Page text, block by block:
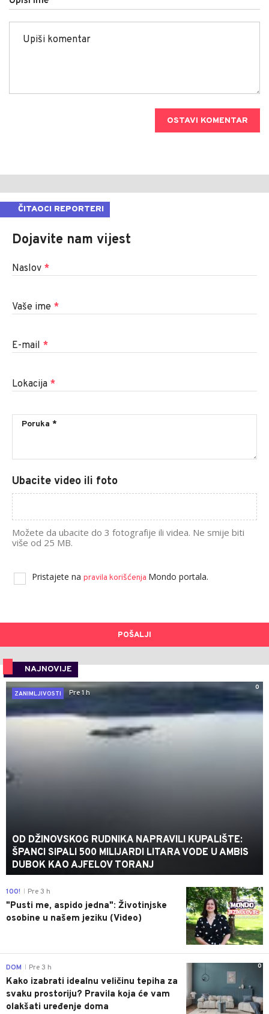
OSTAVI KOMENTAR
ČITAOCI REPORTERI
Dojavite nam vijest
Naslov *
Vaše ime *
E-mail *
Lokacija *
Ubacite video ili foto
Možete da ubacite do 3 fotografije ili videa. Ne smije biti
više od 25 MB.
Pristajete na pravila korišćenja Mondo portala.
POŠALJI
NAJNOVIJE
0
ZANIMLJIVOSTI
Pre 1 h
OD DŽINOVSKOG RUDNIKA NAPRAVILI KUPALIŠTE:
ŠPANCI SIPALI 500 MILIJARDI LITARA VODE U AMBIS
DUBOK KAO AJFELOV TORANJ
0
100! Pre 3 h
"Pusti me, aspido jedna": Životinjske
osobine u našem jeziku (Video)
0
DOM Pre 3 h
Kako izabrati idealnu veličinu tepiha za
svaku prostoriju? Pravila koja će vam
olakšati uređenje doma